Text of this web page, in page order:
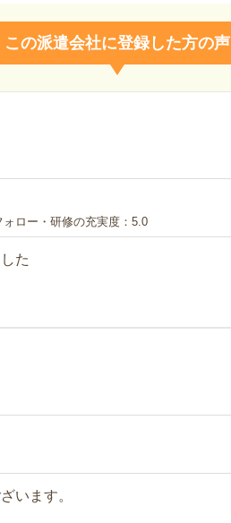
この派遣会社に登録した方の声
ォロー・研修の充実度 5.0
た
います。